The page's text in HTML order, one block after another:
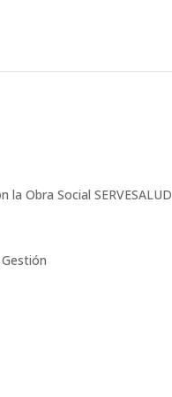
Obra Social SERVESALUD